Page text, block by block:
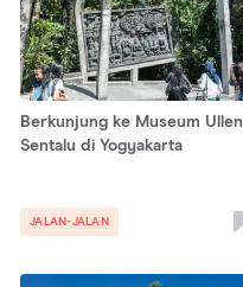
Berkunjung ke Museum Ullen
Sentalu di Yogyakarta
JALAN-JALAN